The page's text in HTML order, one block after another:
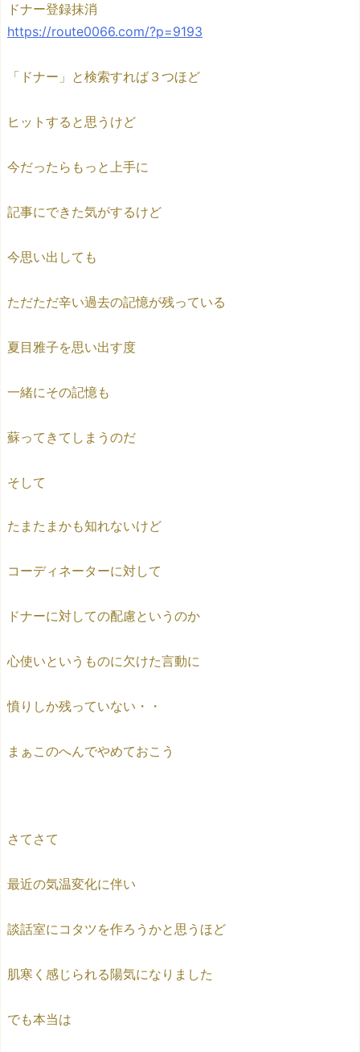
ドナー登録抹消
https://route0066.com/?p=9193
「ドナー」と検索すれば３つほど
ヒットすると思うけど
今だったらもっと上手に
記事にできた気がするけど
今思い出しても
ただただ辛い過去の記憶が残っている
夏目雅子を思い出す度
一緒にその記憶も
蘇ってきてしまうのだ
そして
たまたまかも知れないけど
コーディネーターに対して
ドナーに対しての配慮というのか
心使いというものに欠けた言動に
憤りしか残っていない・・
まぁこのへんでやめておこう
さてさて
最近の気温変化に伴い
談話室にコタツを作ろうかと思うほど
肌寒く感じられる陽気になりました
でも本当は